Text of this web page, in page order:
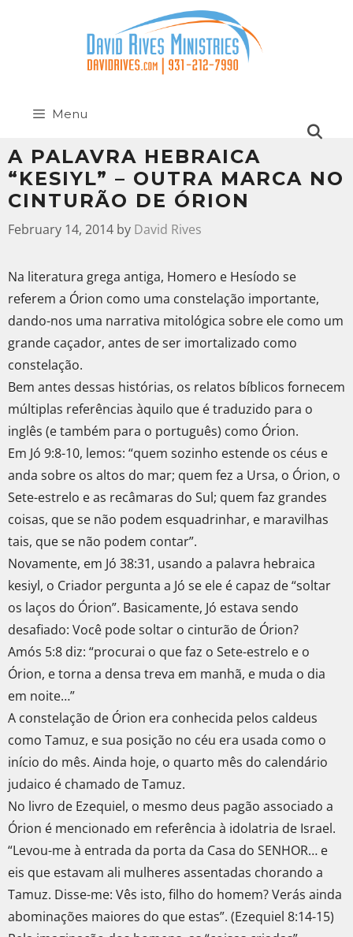
Menu
A PALAVRA HEBRAICA
“KESIYL” – OUTRA MARCA NO
CINTURÃO DE ÓRION
February 14, 2014 by David Rives
Na literatura grega antiga, Homero e Hesíodo se
referem a Órion como uma constelação importante,
dando-nos uma narrativa mitológica sobre ele como um
grande caçador, antes de ser imortalizado como
constelação.
Bem antes dessas histórias, os relatos bíblicos fornecem
múltiplas referências àquilo que é traduzido para o
inglês (e também para o português) como Órion.
Em Jó 9:8-10, lemos: “quem sozinho estende os céus e
anda sobre os altos do mar; quem fez a Ursa, o Órion, o
Sete-estrelo e as recâmaras do Sul; quem faz grandes
coisas, que se não podem esquadrinhar, e maravilhas
tais, que se não podem contar”.
Novamente, em Jó 38:31, usando a palavra hebraica
kesiyl, o Criador pergunta a Jó se ele é capaz de “soltar
os laços do Órion”. Basicamente, Jó estava sendo
desafiado: Você pode soltar o cinturão de Órion?
Amós 5:8 diz: “procurai o que faz o Sete-estrelo e o
Órion, e torna a densa treva em manhã, e muda o dia
em noite…”
A constelação de Órion era conhecida pelos caldeus
como Tamuz, e sua posição no céu era usada como o
início do mês. Ainda hoje, o quarto mês do calendário
judaico é chamado de Tamuz.
No livro de Ezequiel, o mesmo deus pagão associado a
Órion é mencionado em referência à idolatria de Israel.
“Levou-me à entrada da porta da Casa do SENHOR… e
eis que estavam ali mulheres assentadas chorando a
Tamuz. Disse-me: Vês isto, filho do homem? Verás ainda
abominações maiores do que estas”. (Ezequiel 8:14-15)